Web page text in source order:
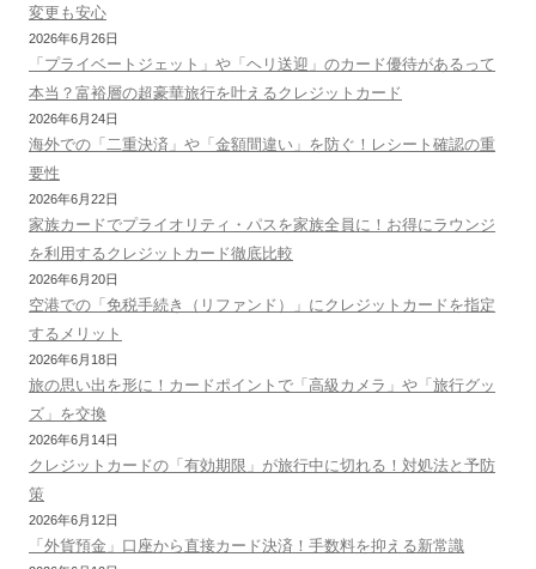
変更も安心
2026年6月26日
「プライベートジェット」や「ヘリ送迎」のカード優待があるって
本当？富裕層の超豪華旅行を叶えるクレジットカード
2026年6月24日
海外での「二重決済」や「金額間違い」を防ぐ！レシート確認の重
要性
2026年6月22日
家族カードでプライオリティ・パスを家族全員に！お得にラウンジ
を利用するクレジットカード徹底比較
2026年6月20日
空港での「免税手続き（リファンド）」にクレジットカードを指定
するメリット
2026年6月18日
旅の思い出を形に！カードポイントで「高級カメラ」や「旅行グッ
ズ」を交換
2026年6月14日
クレジットカードの「有効期限」が旅行中に切れる！対処法と予防
策
2026年6月12日
「外貨預金」口座から直接カード決済！手数料を抑える新常識